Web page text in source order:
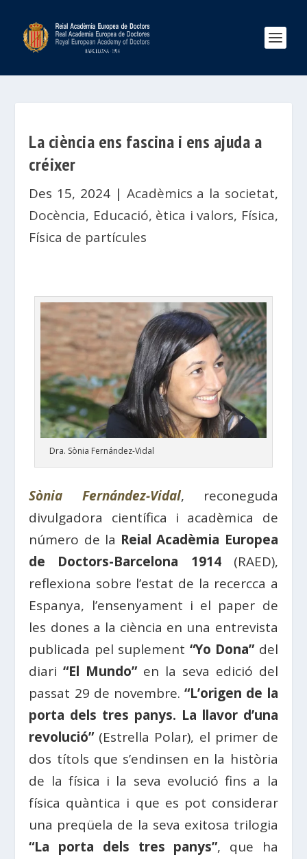
La ciència ens fascina i ens ajuda a
créixer
Des 15, 2024| Acadèmics a la societat,
Docència, Educació, ètica i valors, Física,
Física de partícules
Dra. Sònia Fernández-Vidal
Sònia Fernández-Vidal, reconeguda
divulgadora científica i acadèmica de
número de la Reial Acadèmia Europea
de Doctors-Barcelona 1914(RAED),
reflexiona sobre l’estat de la recercca a
Espanya, l’ensenyament i el paper de
les dones a la ciència en una entrevista
publicada pel suplement “Yo Dona”del
diari “El Mundo”en la seva edició del
passat 29 de novembre.“L’origen de la
porta dels tres panys. La llavor d’una
revolució”(Estrella Polar), el primer de
dos títols que s’endinsen en la història
de la física i la seva evolució fins a la
física quàntica i que es pot considerar
una preqüela de la seva exitosa trilogia
“La porta dels tres panys”, que ha